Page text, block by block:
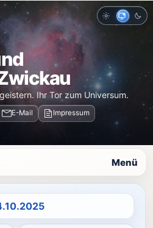
Ihr Tor zum Universum.
E-Mail
Impressum
Hell Auto
Menü